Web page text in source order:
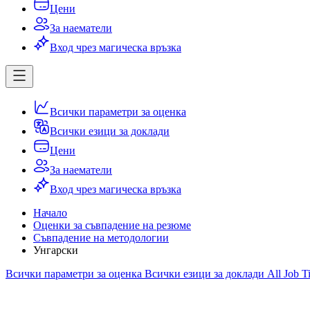
Цени
За наематели
Вход чрез магическа връзка
Всички параметри за оценка
Всички езици за доклади
Цени
За наематели
Вход чрез магическа връзка
Начало
Оценки за съвпадение на резюме
Съвпадение на методологии
Унгарски
Всички параметри за оценка Всички езици за доклади All Job